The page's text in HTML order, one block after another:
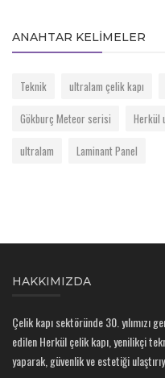
ANAHTAR KELIMELER
Teknik ultralam çelik kapı
Gökburç Meteor serisi
Herkül
ultralam
Laminant Panel
HAKKIMIZDA
Çelik kapı sektöründe 30.
edilen Herkül çelik kapı, yenilikçi
yaparak, güvenlik ve estetiği